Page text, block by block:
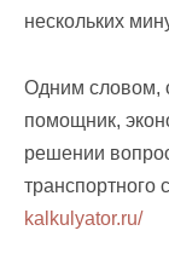
нескольких
Одним словом,
помощник,
решении
транспортного
kalkulyator.ru/